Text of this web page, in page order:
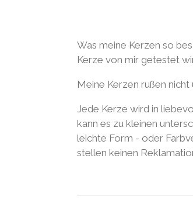
Was meine Kerzen so
Kerze von mir getestet
Meine Kerzen rußen
Jede Kerze wird in
kann es zu kleinen
leichte Form - oder
stellen keinen